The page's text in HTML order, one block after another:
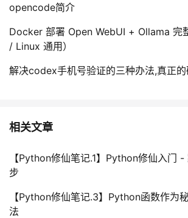
opencode简介
Docker 部署 Open WebUI + Ollama 完
/ Linux 通用）
解决codex手机号验证的三种办法,真正的
相关文章
【Python修仙笔记.1】Python修仙入门
步
【Python修仙笔记.3】Python函数作为
法